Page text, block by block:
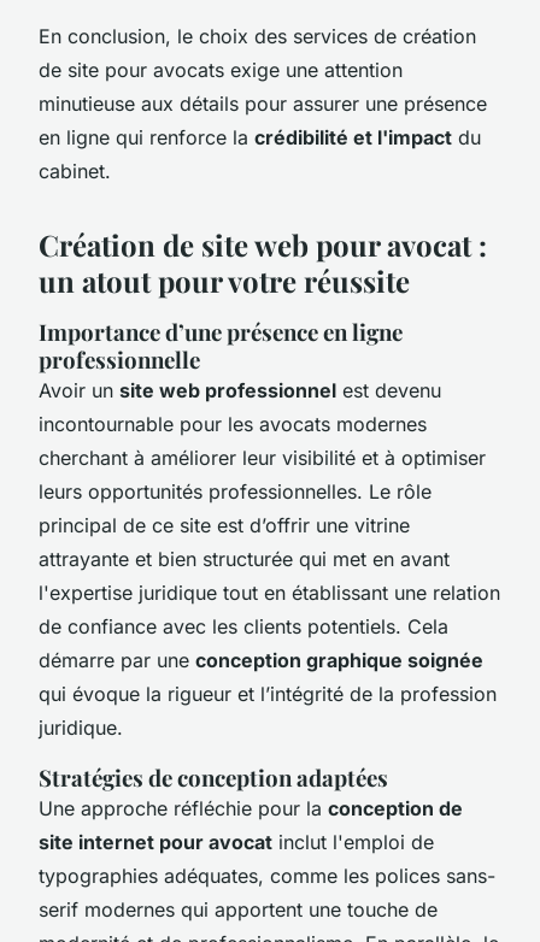
En conclusion, le choix des services de création
de site pour avocats exige une attention
minutieuse aux détails pour assurer une présence
en ligne qui renforce la crédibilité et l'impact du
cabinet.
Création de site web pour avocat :
un atout pour votre réussite
Importance d’une présence en ligne
professionnelle
Avoir un site web professionnel est devenu
incontournable pour les avocats modernes
cherchant à améliorer leur visibilité et à optimiser
leurs opportunités professionnelles. Le rôle
principal de ce site est d’offrir une vitrine
attrayante et bien structurée qui met en avant
l'expertise juridique tout en établissant une relation
de confiance avec les clients potentiels. Cela
démarre par une conception graphique soignée
qui évoque la rigueur et l’intégrité de la profession
juridique.
Stratégies de conception adaptées
Une approche réfléchie pour la conception de
site internet pour avocat inclut l'emploi de
typographies adéquates, comme les polices sans-
serif modernes qui apportent une touche de